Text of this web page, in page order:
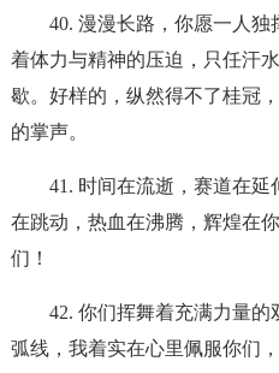
40. 漫漫长路，你愿一人
着体力与精神的压迫，只任汗
歇。好样的，纵然得不了桂冠
的掌声。
41. 时间在流逝，赛道在
在跳动，热血在沸腾，辉煌在
们！
42. 你们挥舞着充满力量
弧线，我着实在心里佩服你们